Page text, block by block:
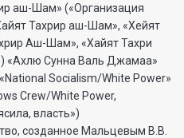
аш-Шам» («Организация
Тахрир аш-Шам», «Хейят
Аш-Шам», «Хайят Тахри
Сунна Валь Джамаа»
Socialism/White Power»
Crew/White Power,
власть»)
созданное Мальцевым В.В.